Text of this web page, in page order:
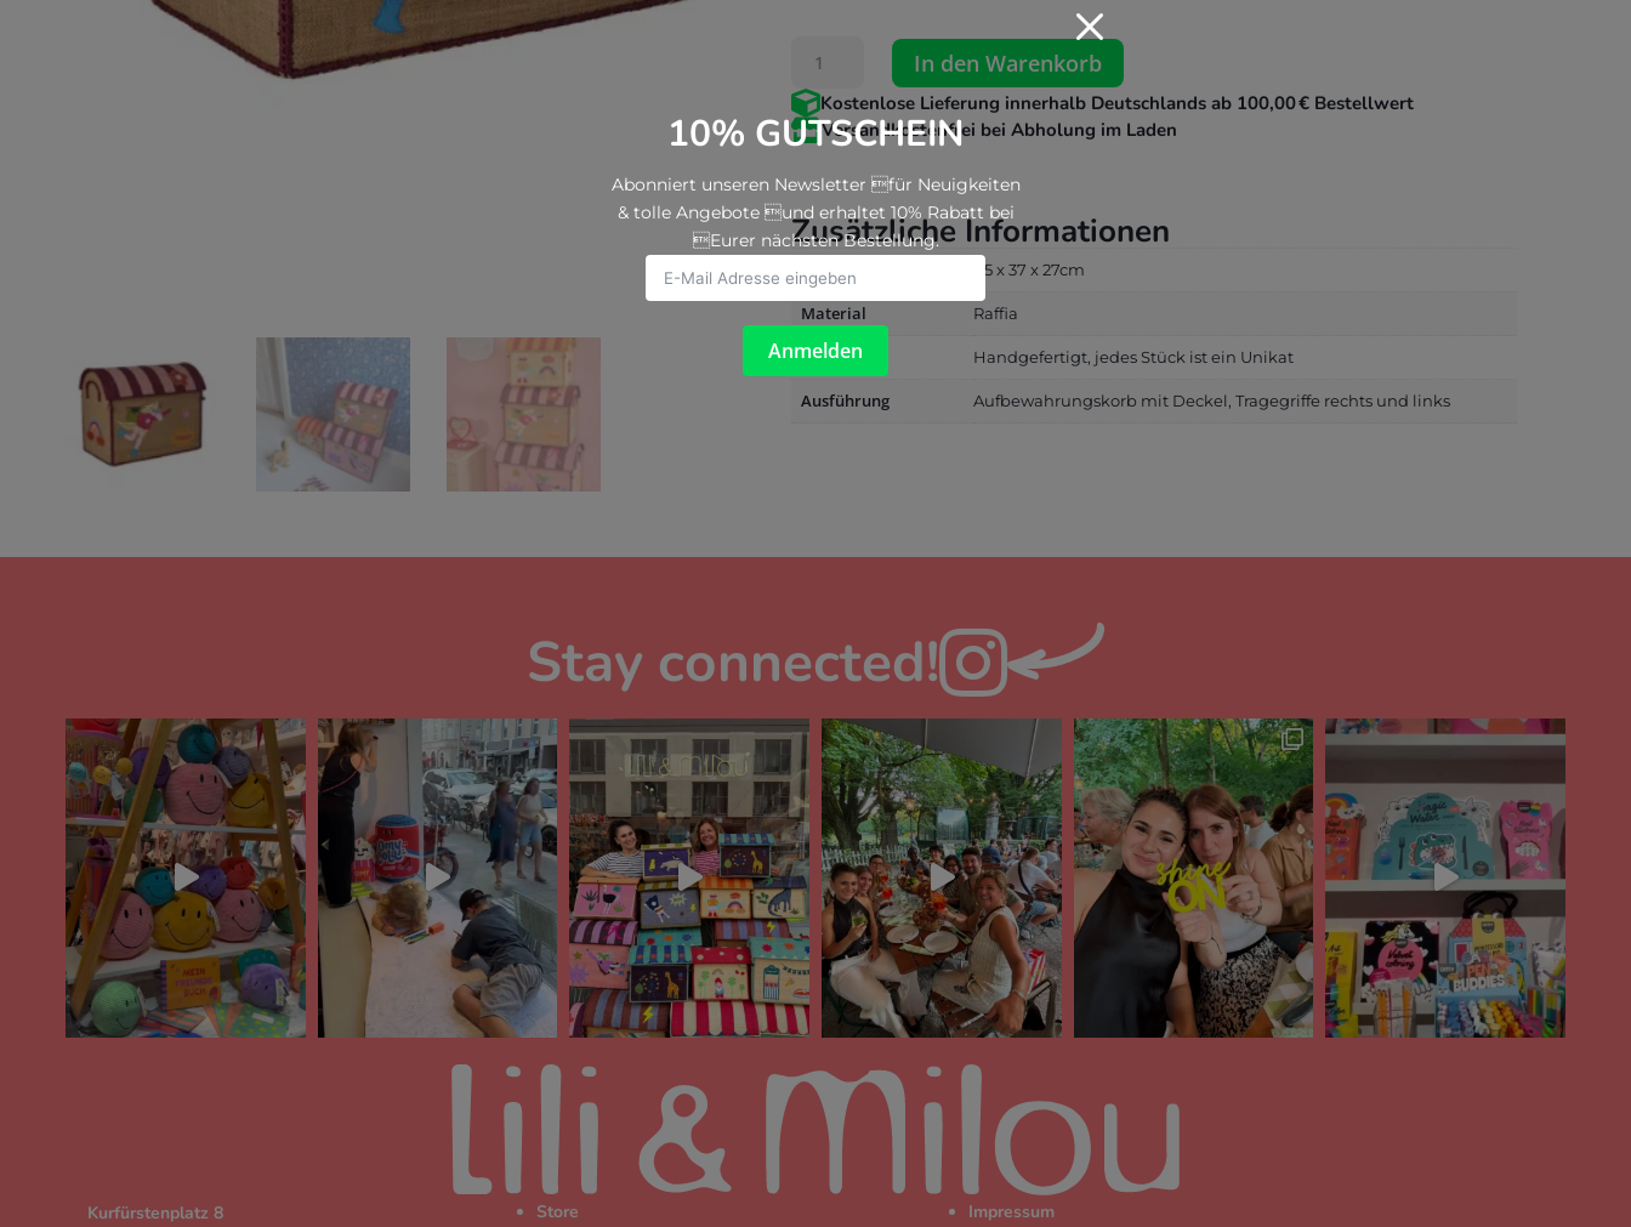
M
10% GUTSCHEIN
Abonniert unseren Newsletter für Neuigkeiten
& tolle Angebote und erhaltet 10% Rabatt bei
Eurer nächsten Bestellung.
Anmelden
Spielzeugkorb
Mittel
Hero
Pink
Menge
In den Warenkorb
Kostenlose Lieferung innerhalb Deutschlands ab 100,00 € Bestellwert
Versandkostenfrei bei Abholung im Laden
Zusätzliche Informationen
Größe 45 x 37 x 27cm
Material Raffia
Hinweis Handgefertigt, jedes Stück ist ein Unikat
Ausführung Aufbewahrungskorb mit Deckel, Tragegriffe rechts und links
Stay connected!
Kurfürstenplatz 8 Store Impressum